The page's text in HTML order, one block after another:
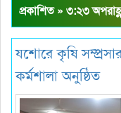
প্রকাশিত » ৩:২৩
যশোরে কৃষি
কর্মশালা অনুষ্ঠিত